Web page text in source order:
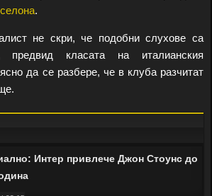
.
не скри, че подобни слухове са
предвид класата на италианския
да се разбере, че в клуба разчитат
Интер привлече Джон Стоунс до